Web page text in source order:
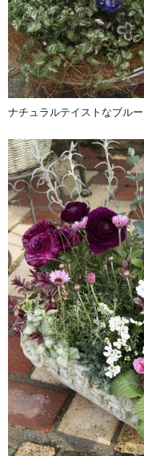
ナチュラルテイストなブルー